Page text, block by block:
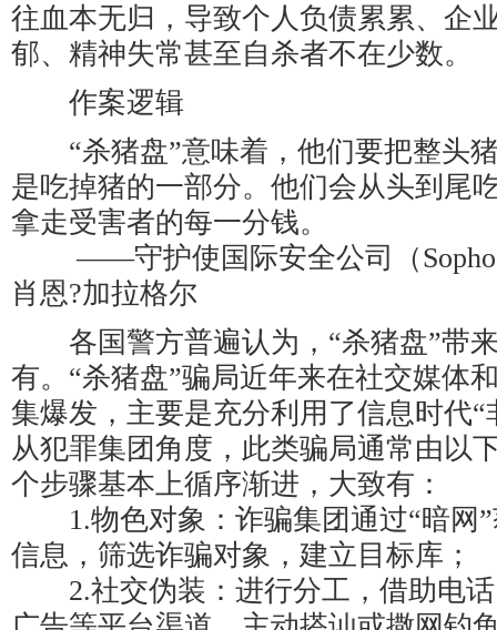
往血本无归，导致个人负债累累、企
郁、精神失常甚至自杀者不在少数。
作案逻辑
“杀猪盘”意味着，他们要把整头
是吃掉猪的一部分。他们会从头到尾
拿走受害者的每一分钱。
——守护使国际安全公司（Sophos
肖恩?加拉格尔
各国警方普遍认为，“杀猪盘”带
有。“杀猪盘”骗局近年来在社交媒体
集爆发，主要是充分利用了信息时代“
从犯罪集团角度，此类骗局通常由以
个步骤基本上循序渐进，大致有：
1.物色对象：诈骗集团通过“暗网”
信息，筛选诈骗对象，建立目标库；
2.社交伪装：进行分工，借助电话